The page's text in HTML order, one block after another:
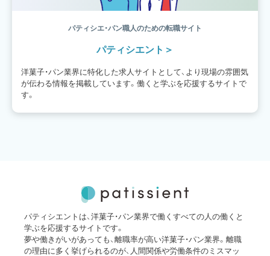
パティシエ・パン職人のための転職サイト
パティシエント
洋菓子・パン業界に特化した求人サイトとして、より現場の雰囲気
が伝わる情報を掲載しています。働くと学ぶを応援するサイトで
す。
パティシエントは、洋菓子・パン業界で働くすべての人の働くと
学ぶを応援するサイトです。
夢や働きがいがあっても、離職率が高い洋菓子・パン業界。離職
の理由に多く挙げられるのが、人間関係や労働条件のミスマッ